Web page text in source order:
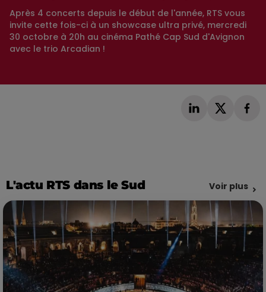
Après 4 concerts depuis le début de l'année, RTS vous
invite cette fois-ci à un showcase ultra privé, mercredi
30 octobre à 20h au cinéma Pathé Cap Sud d'Avignon
avec le trio Arcadian !
L'actu RTS dans le Sud Voir plus